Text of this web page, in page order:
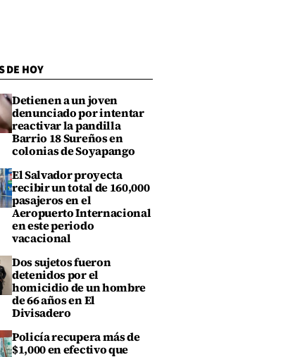
DE HOY
Detienen a un joven
denunciado por intentar
reactivar la pandilla
Barrio 18 Sureños en
colonias de Soyapango
El Salvador proyecta
recibir un total de 160,000
pasajeros en el
Aeropuerto Internacional
en este periodo
vacacional
Dos sujetos fueron
detenidos por el
homicidio de un hombre
de 66 años en El
Divisadero
Policía recupera más de
$1,000 en efectivo que